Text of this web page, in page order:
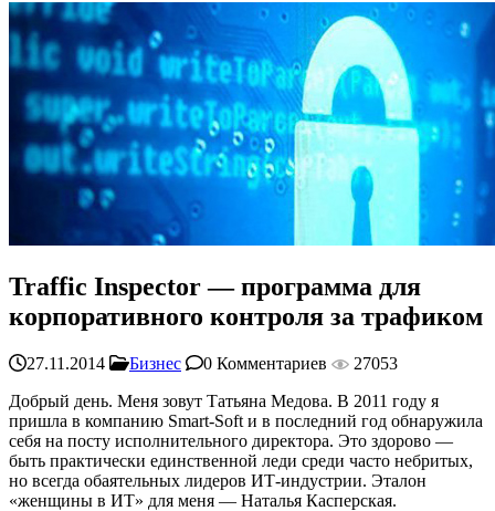
Traffic Inspector — программа для
корпоративного контроля за трафиком
27.11.2014 Бизнес 0 Комментариев
27053
Добрый день. Меня зовут Татьяна Медова. В 2011 году я
пришла в компанию Smart-Soft и в последний год обнаружила
себя на посту исполнительного директора. Это здорово —
быть практически единственной леди среди часто небритых,
но всегда обаятельных лидеров ИТ-индустрии. Эталон
«женщины в ИТ» для меня — Наталья Касперская.